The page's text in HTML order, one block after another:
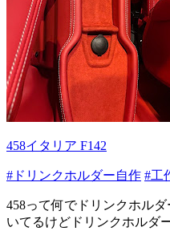
458イタリア F142
#ドリンクホルダー自作 #工
458って何でドリンクホル
いてるけどドリンクホルダ